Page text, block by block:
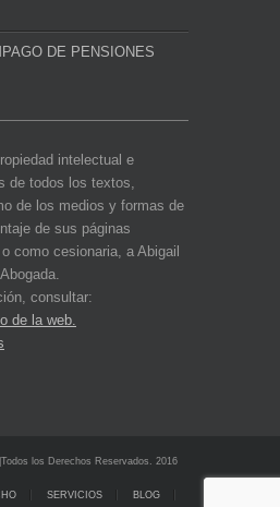
DE PENSIONES
intelectual e
de todos los textos,
de los medios y formas de
de sus páginas
como cesionaria, a Abigail
consultar:
de la web.
los Derechos Reservados. 2016
SERVICIOS BLOG